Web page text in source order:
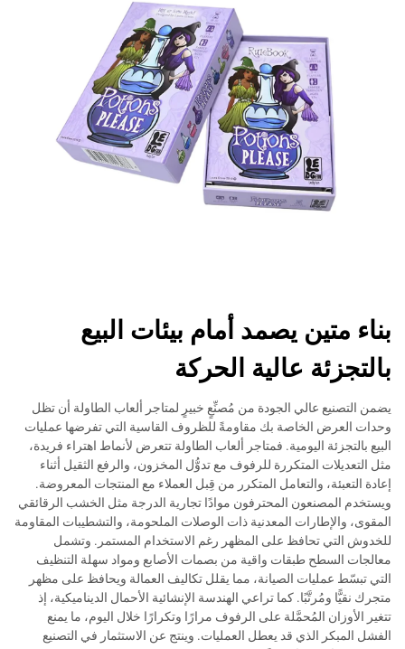
بناء متين يصمد أمام بيئات البيع
بالتجزئة عالية الحركة
يضمن التصنيع عالي الجودة من مُصنِّعٍ خبيرٍ لمتاجر ألعاب الطاولة أن تظل
وحدات العرض الخاصة بك مقاومةً للظروف القاسية التي تفرضها عمليات
البيع بالتجزئة اليومية. فمتاجر ألعاب الطاولة تتعرض لأنماط اهتراء فريدة،
مثل التعديلات المتكررة للرفوف مع تدوُّل المخزون، والرفع الثقيل أثناء
إعادة التعبئة، والتعامل المتكرر من قِبل العملاء مع المنتجات المعروضة.
ويستخدم المصنعون المحترفون موادًا تجارية الدرجة مثل الخشب الرقائقي
المقوى، والإطارات المعدنية ذات الوصلات الملحومة، والتشطيبات المقاومة
للخدوش التي تحافظ على المظهر رغم الاستخدام المستمر. وتشمل
معالجات السطح طبقات واقية من بصمات الأصابع ومواد سهلة التنظيف
التي تبسّط عمليات الصيانة، مما يقلل تكاليف العمالة ويحافظ على مظهر
متجرك نقيًّا ومُرتَّبًا. كما تراعي الهندسة الإنشائية الأحمال الديناميكية، إذ
تتغير الأوزان المُحمَّلة على الرفوف مرارًا وتكرارًا خلال اليوم، ما يمنع
الفشل المبكر الذي قد يعطل العمليات. وينتج عن الاستثمار في التصنيع